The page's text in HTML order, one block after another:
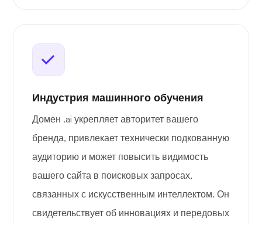
Индустрия машинного обучения
Домен .ai укрепляет авторитет вашего
бренда, привлекает технически подкованную
аудиторию и может повысить видимость
вашего сайта в поисковых запросах,
связанных с искусственным интеллектом. Он
свидетельствует об инновациях и передовых